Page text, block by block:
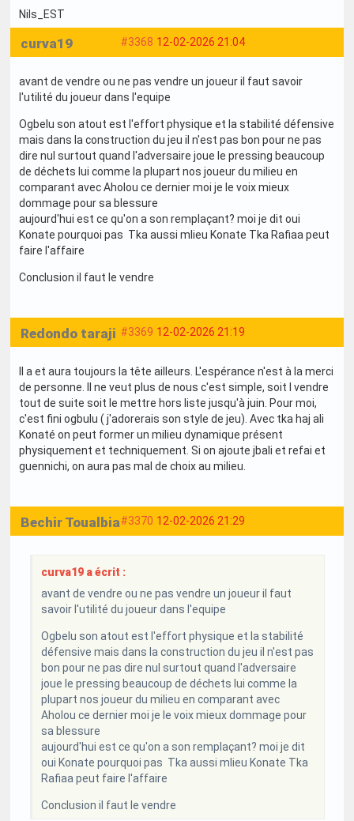
Nils_EST
#3368 12-02-2026 21:04
curva19
avant de vendre ou ne pas vendre un joueur il faut savoir
l'utilité du joueur dans l'equipe
Ogbelu son atout est l'effort physique et la stabilité défensive
mais dans la construction du jeu il n'est pas bon pour ne pas
dire nul surtout quand l'adversaire joue le pressing beaucoup
de déchets lui comme la plupart nos joueur du milieu en
comparant avec Aholou ce dernier moi je le voix mieux
dommage pour sa blessure
aujourd'hui est ce qu'on a son remplaçant? moi je dit oui
Konate pourquoi pas Tka aussi mlieu Konate Tka Rafiaa peut
faire l'affaire
Conclusion il faut le vendre
#3369 12-02-2026 21:19
Redondo taraji
Il a et aura toujours la tête ailleurs. L'espérance n'est à la merci
de personne. Il ne veut plus de nous c'est simple, soit l vendre
tout de suite soit le mettre hors liste jusqu'à juin. Pour moi,
c'est fini ogbulu ( j'adorerais son style de jeu). Avec tka haj ali
Konaté on peut former un milieu dynamique présent
physiquement et techniquement. Si on ajoute jbali et refai et
guennichi, on aura pas mal de choix au milieu.
#3370 12-02-2026 21:29
Bechir Toualbia
curva19 a écrit :
avant de vendre ou ne pas vendre un joueur il faut
savoir l'utilité du joueur dans l'equipe
Ogbelu son atout est l'effort physique et la stabilité
défensive mais dans la construction du jeu il n'est pas
bon pour ne pas dire nul surtout quand l'adversaire
joue le pressing beaucoup de déchets lui comme la
plupart nos joueur du milieu en comparant avec
Aholou ce dernier moi je le voix mieux dommage pour
sa blessure
aujourd'hui est ce qu'on a son remplaçant? moi je dit
oui Konate pourquoi pas Tka aussi mlieu Konate Tka
Rafiaa peut faire l'affaire
Conclusion il faut le vendre